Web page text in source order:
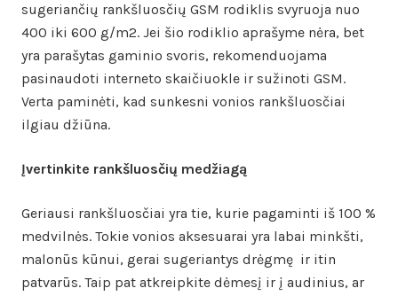
sugeriančių rankšluosčių GSM rodiklis svyruoja nuo
400 iki 600 g/m2. Jei šio rodiklio aprašyme nėra, bet
yra parašytas gaminio svoris, rekomenduojama
pasinaudoti interneto skaičiuokle ir sužinoti GSM.
Verta paminėti, kad sunkesni vonios rankšluosčiai
ilgiau džiūna.
Įvertinkite rankšluosčių medžiagą
Geriausi rankšluosčiai yra tie, kurie pagaminti iš 100 %
medvilnės. Tokie vonios aksesuarai yra labai minkšti,
malonūs kūnui, gerai sugeriantys drėgmę ir itin
patvarūs. Taip pat atkreipkite dėmesį ir į audinius, ar